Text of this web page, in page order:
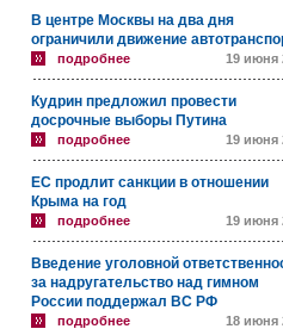
В центре Москвы на два дня
ограничили движение
подробнее 19 июня
Кудрин предложил провести
досрочные выборы Путина
подробнее 19 июня
ЕС продлит санкции в отношении
Крыма на год
подробнее 19 июня
Введение уголовной
за надругательство над гимном
России поддержал ВС РФ
подробнее 18 июня